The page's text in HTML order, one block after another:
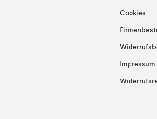
Cookies
Impressum